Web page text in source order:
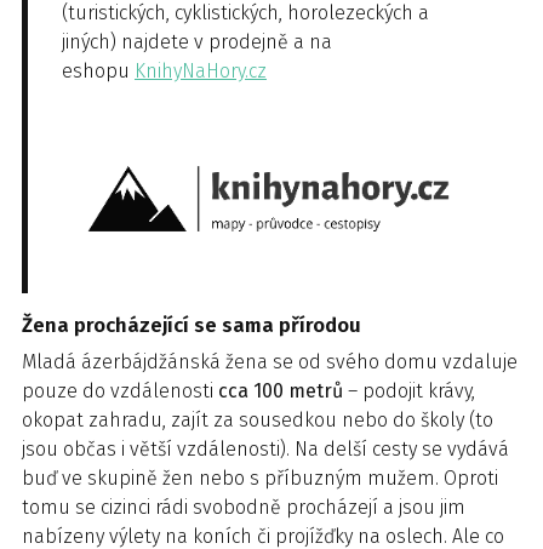
(turistických, cyklistických, horolezeckých a
jiných) najdete v prodejně a na
eshopu KnihyNaHory.cz
Žena procházející se sama přírodou
Mladá ázerbájdžánská žena se od svého domu vzdaluje
pouze do vzdálenosti cca 100 metrů – podojit krávy,
okopat zahradu, zajít za sousedkou nebo do školy (to
jsou občas i větší vzdálenosti). Na delší cesty se vydává
buď ve skupině žen nebo s příbuzným mužem. Oproti
tomu se cizinci rádi svobodně procházejí a jsou jim
nabízeny výlety na koních či projížďky na oslech. Ale co